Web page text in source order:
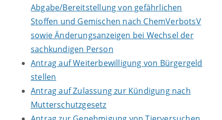
Abgabe/Bereitstellung von gefährlichen
Stoffen und Gemischen nach ChemVerbotsV
sowie Änderungsanzeigen bei Wechsel der
sachkundigen Person
Antrag auf Weiterbewilligung von Bürgergeld
stellen
Antrag auf Zulassung zur Kündigung nach
Mutterschutzgesetz